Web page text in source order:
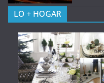
LO + HOGAR